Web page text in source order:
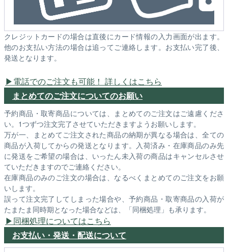
クレジットカードの場合は直後にカード情報の入力画面が出ます。
他のお支払い方法の場合は追ってご連絡します。お支払い完了後、
発送となります。
電話でのご注文も可能！ 詳しくはこちら
まとめてのご注文についてのお願い
予約商品・取寄商品については、まとめてのご注文はご遠慮くださ
い。1つずつ注文完了させていただきますようお願いします。
万が一、まとめてご注文された商品の納期が異なる場合は、全ての
商品が入荷してからの発送となります。入荷済み・在庫商品のみ先
に発送をご希望の場合は、いったん未入荷の商品はキャンセルさせ
ていただきますのでご連絡ください。
在庫商品のみのご注文の場合は、なるべくまとめてのご注文をお願
いします。
誤って注文完了してしまった場合や、予約商品・取寄商品の入荷が
たまたま同時期となった場合などは、「同梱処理」も承ります。
同梱処理についてはこちら
お支払い・発送・配送について